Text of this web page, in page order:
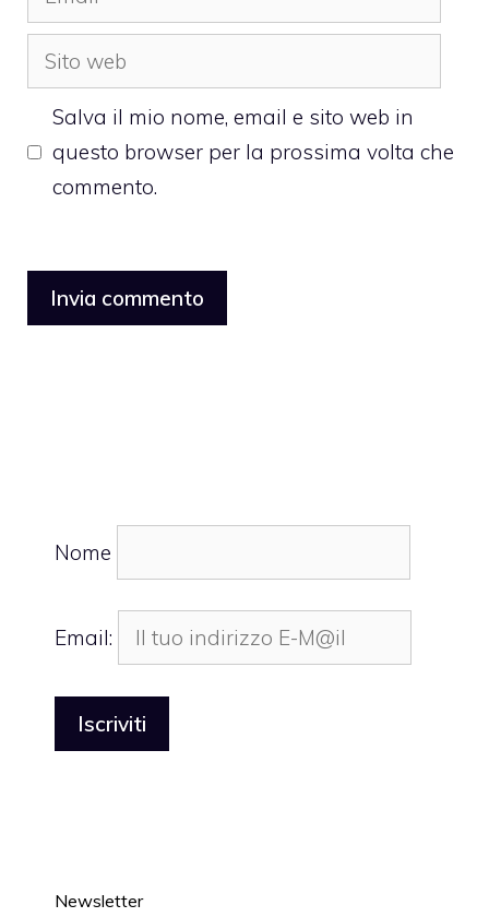
Sito
web
Salva il mio nome, email e sito web in
questo browser per la prossima volta che
commento.
Nome
Email:
Newsletter